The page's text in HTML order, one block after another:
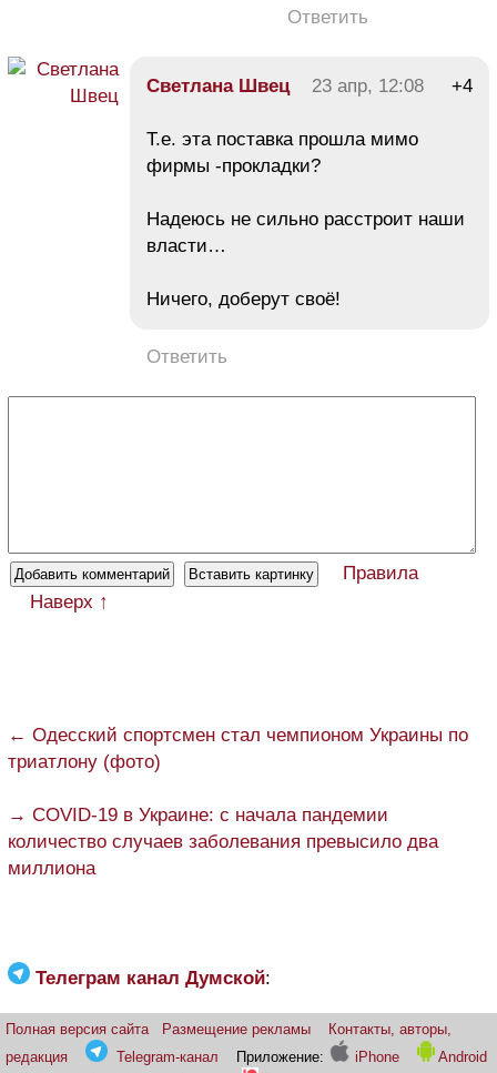
Ответить
Светлана Швец 23 апр, 12:08 +4
Т.е. эта поставка прошла мимо
фирмы -прокладки?
Надеюсь не сильно расстроит наши
власти…
Ничего, доберут своё!
Ответить
Правила
Наверх ↑
← Одесский спортсмен стал чемпионом Украины по
триатлону (фото)
→ COVID-19 в Украине: с начала пандемии
количество случаев заболевания превысило два
миллиона
Телеграм канал Думской:
Полная версия сайта Размещение рекламы
Контакты, авторы,
редакция
Telegram-канал Приложение: iPhone
Android